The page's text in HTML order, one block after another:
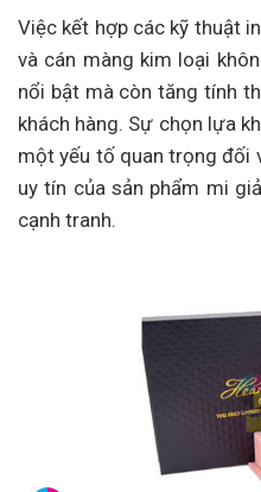
Việc kết hợp các kỹ thuật
và cán màng kim loại
nổi bật mà còn tăng tính
khách hàng. Sự chọn lựa
một yếu tố quan trọng đối
uy tín của sản phẩm mi
cạnh tranh.